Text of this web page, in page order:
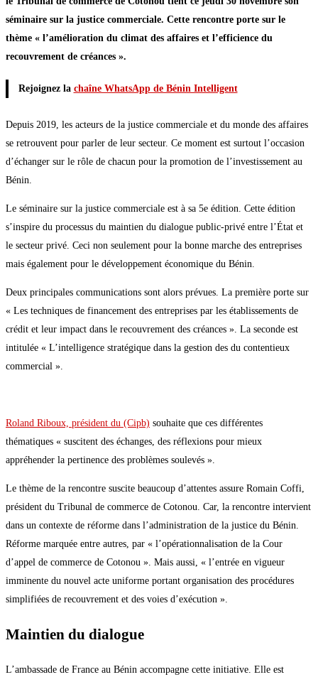
séminaire sur la justice commerciale. Cette rencontre porte sur le
thème « l’amélioration du climat des affaires et l’efficience du
recouvrement de créances ».
Rejoignez la chaîne WhatsApp de Bénin Intelligent
Depuis 2019, les acteurs de la justice commerciale et du monde des affaires
se retrouvent pour parler de leur secteur. Ce moment est surtout l’occasion
d’échanger sur le rôle de chacun pour la promotion de l’investissement au
Bénin.
Le séminaire sur la justice commerciale est à sa 5e édition. Cette édition
s’inspire du processus du maintien du dialogue public-privé entre l’État et
le secteur privé. Ceci non seulement pour la bonne marche des entreprises
mais également pour le développement économique du Bénin.
Deux principales communications sont alors prévues. La première porte sur
« Les techniques de financement des entreprises par les établissements de
crédit et leur impact dans le recouvrement des créances ». La seconde est
intitulée « L’intelligence stratégique dans la gestion des du contentieux
commercial ».
Roland Riboux, président du (Cipb) souhaite que ces différentes
thématiques « suscitent des échanges, des réflexions pour mieux
appréhender la pertinence des problèmes soulevés ».
Le thème de la rencontre suscite beaucoup d’attentes assure Romain Coffi,
président du Tribunal de commerce de Cotonou. Car, la rencontre intervient
dans un contexte de réforme dans l’administration de la justice du Bénin.
Réforme marquée entre autres, par « l’opérationnalisation de la Cour
d’appel de commerce de Cotonou ». Mais aussi, « l’entrée en vigueur
imminente du nouvel acte uniforme portant organisation des procédures
simplifiées de recouvrement et des voies d’exécution ».
Maintien du dialogue
L’ambassade de France au Bénin accompagne cette initiative. Elle est